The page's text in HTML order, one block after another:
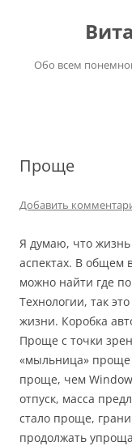
содержимому
Обо всем
Проще
Добавить
Я думаю, что жизнь
аспектах. В общем
можно найти где
Технологии, так
жизни. Коробка
Проще с точки
«мыльница» проще
проще, чем
отпуск, масса
стало проще,
продолжать